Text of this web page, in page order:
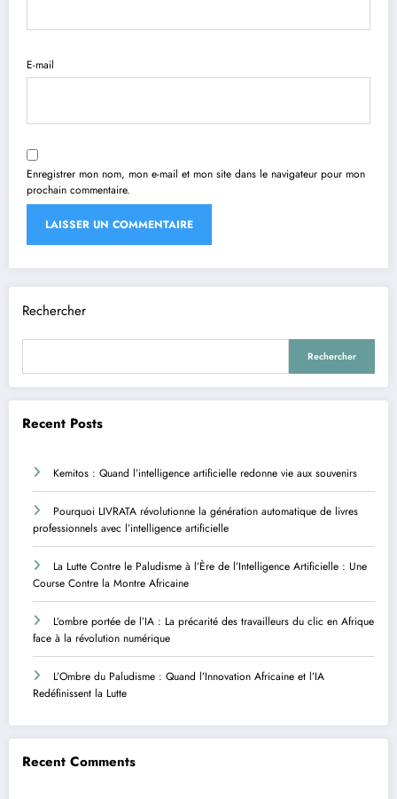
E-mail
Enregistrer mon nom, mon e-mail et mon site dans le navigateur pour mon
prochain commentaire.
Rechercher
Rechercher
Recent Posts
Kemitos : Quand l’intelligence artificielle redonne vie aux souvenirs
Pourquoi LIVRATA révolutionne la génération automatique de livres
professionnels avec l’intelligence artificielle
La Lutte Contre le Paludisme à l’Ère de l’Intelligence Artificielle : Une
Course Contre la Montre Africaine
L’ombre portée de l’IA : La précarité des travailleurs du clic en Afrique
face à la révolution numérique
L’Ombre du Paludisme : Quand l’Innovation Africaine et l’IA
Redéfinissent la Lutte
Recent Comments